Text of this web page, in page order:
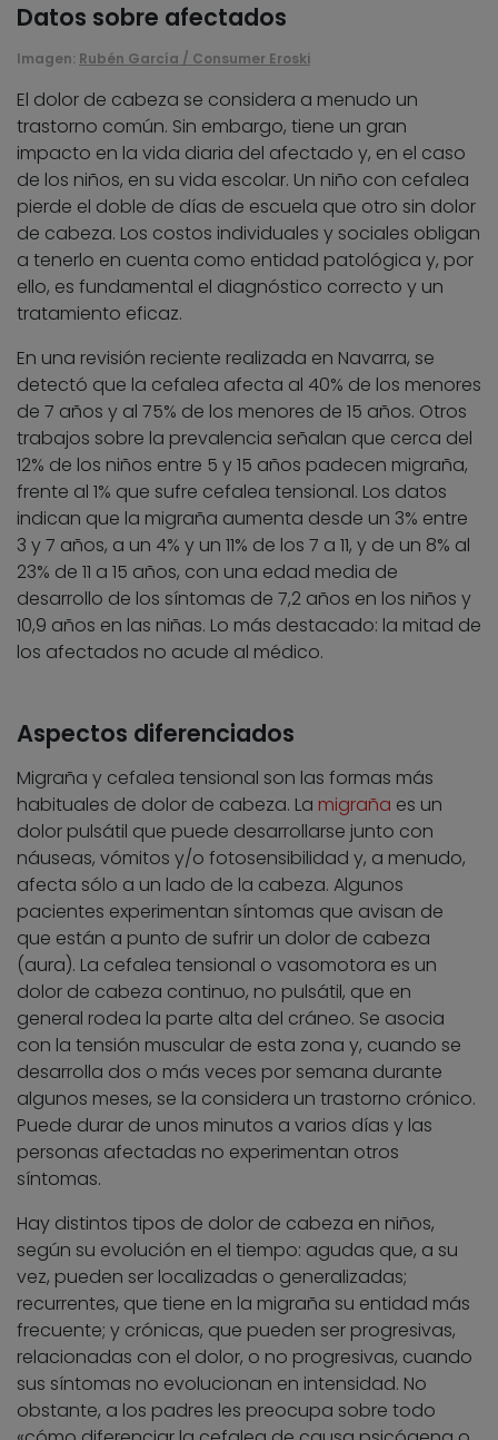
Datos sobre afectados
Imagen: Rubén García / Consumer Eroski
El dolor de cabeza se considera a menudo un
trastorno común. Sin embargo, tiene un gran
impacto en la vida diaria del afectado y, en el caso
de los niños, en su vida escolar. Un niño con cefalea
pierde el doble de días de escuela que otro sin dolor
de cabeza. Los costos individuales y sociales obligan
a tenerlo en cuenta como entidad patológica y, por
ello, es fundamental el diagnóstico correcto y un
tratamiento eficaz.
En una revisión reciente realizada en Navarra, se
detectó que la cefalea afecta al 40% de los menores
de 7 años y al 75% de los menores de 15 años. Otros
trabajos sobre la prevalencia señalan que cerca del
12% de los niños entre 5 y 15 años padecen migraña,
frente al 1% que sufre cefalea tensional. Los datos
indican que la migraña aumenta desde un 3% entre
3 y 7 años, a un 4% y un 11% de los 7 a 11, y de un 8% al
23% de 11 a 15 años, con una edad media de
desarrollo de los síntomas de 7,2 años en los niños y
10,9 años en las niñas. Lo más destacado: la mitad de
los afectados no acude al médico.
Aspectos diferenciados
Migraña y cefalea tensional son las formas más
habituales de dolor de cabeza. La migraña es un
dolor pulsátil que puede desarrollarse junto con
náuseas, vómitos y/o fotosensibilidad y, a menudo,
afecta sólo a un lado de la cabeza. Algunos
pacientes experimentan síntomas que avisan de
que están a punto de sufrir un dolor de cabeza
(aura). La cefalea tensional o vasomotora es un
dolor de cabeza continuo, no pulsátil, que en
general rodea la parte alta del cráneo. Se asocia
con la tensión muscular de esta zona y, cuando se
desarrolla dos o más veces por semana durante
algunos meses, se la considera un trastorno crónico.
Puede durar de unos minutos a varios días y las
personas afectadas no experimentan otros
síntomas.
Hay distintos tipos de dolor de cabeza en niños,
según su evolución en el tiempo: agudas que, a su
vez, pueden ser localizadas o generalizadas;
recurrentes, que tiene en la migraña su entidad más
frecuente; y crónicas, que pueden ser progresivas,
relacionadas con el dolor, o no progresivas, cuando
sus síntomas no evolucionan en intensidad. No
obstante, a los padres les preocupa sobre todo